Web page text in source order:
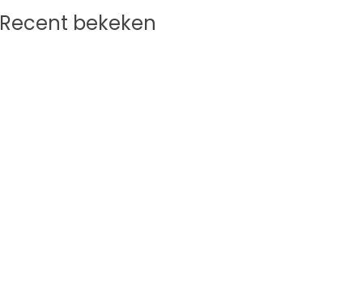
Recent bekeken